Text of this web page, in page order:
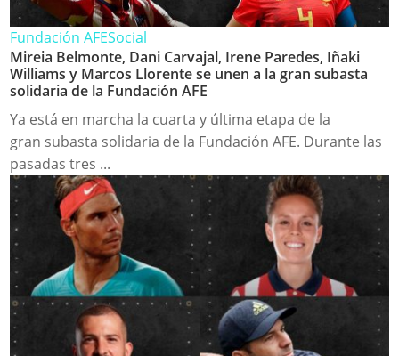
Fundación AFESocial
Mireia Belmonte, Dani Carvajal, Irene Paredes, Iñaki
Williams y Marcos Llorente se unen a la gran subasta
solidaria de la Fundación AFE
Ya está en marcha la cuarta y última etapa de la
gran subasta solidaria de la Fundación AFE. Durante las
pasadas tres ...